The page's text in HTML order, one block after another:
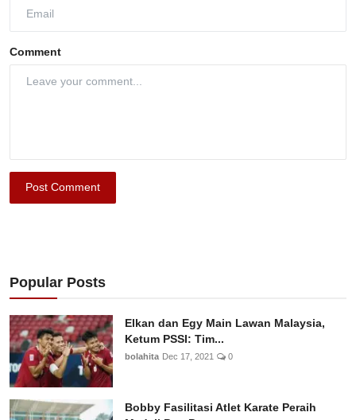
Comment
Post Comment
Popular Posts
Elkan dan Egy Main Lawan Malaysia,
Ketum PSSI: Tim...
bolahita Dec 17, 2021 0
Bobby Fasilitasi Atlet Karate Peraih